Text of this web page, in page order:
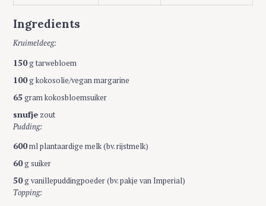
Ingredients
Kruimeldeeg:
150g tarwebloem
100g kokosolie/vegan margarine
65gram kokosbloemsuiker
snufje zout
Pudding:
600ml plantaardige melk (bv. rijstmelk)
60g suiker
50g vanillepuddingpoeder (bv. pakje van Imperial)
Topping: